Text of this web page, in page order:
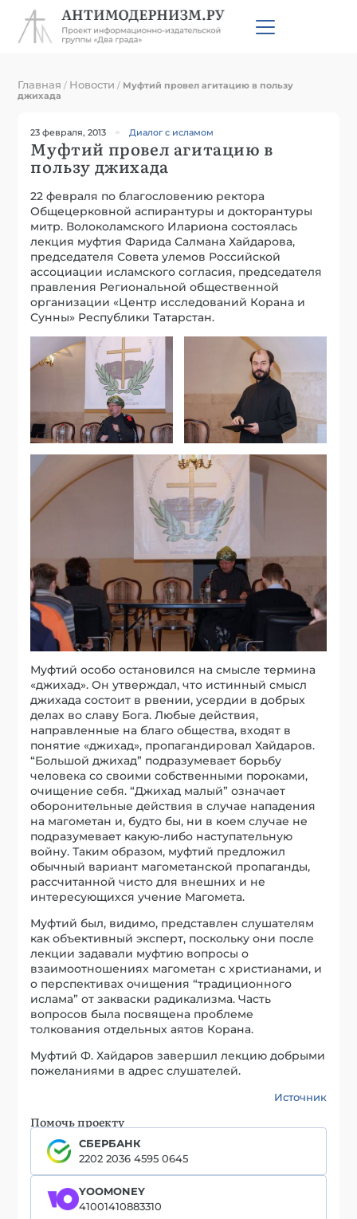
Главная / Новости / Муфтий провел агитацию в пользу
джихада
23 февраля, 2013 Диалог с исламом
Муфтий провел агитацию в
пользу джихада
22 февраля по благословению ректора
Общецерковной аспирантуры и докторантуры
митр. Волоколамского Илариона состоялась
лекция муфтия Фарида Салмана Хайдарова,
председателя Совета улемов Российской
ассоциации исламского согласия, председателя
правления Региональной общественной
организации «Центр исследований Корана и
Сунны» Республики Татарстан.
Муфтий особо остановился на смысле термина
«джихад». Он утверждал, что истинный смысл
джихада состоит в рвении, усердии в добрых
делах во славу Бога. Любые действия,
направленные на благо общества, входят в
понятие «джихад», пропагандировал Хайдаров.
“Большой джихад” подразумевает борьбу
человека со своими собственными пороками,
очищение себя. “Джихад малый” означает
оборонительные действия в случае нападения
на магометан и, будто бы, ни в коем случае не
подразумевает какую-либо наступательную
войну. Таким образом, муфтий предложил
обычный вариант магометанской пропаганды,
рассчитанной чисто для внешних и не
интересующихся учение Магомета.
Муфтий был, видимо, представлен слушателям
как объективный эксперт, поскольку они после
лекции задавали муфтию вопросы о
взаимоотношениях магометан с христианами, и
о перспективах очищения “традиционного
ислама” от закваски радикализма. Часть
вопросов была посвящена проблеме
толкования отдельных аятов Корана.
Муфтий Ф. Хайдаров завершил лекцию добрыми
пожеланиями в адрес слушателей.
Источник
Помочь проекту
СБЕРБАНК
2202 2036 4595 0645
YOOMONEY
41001410883310